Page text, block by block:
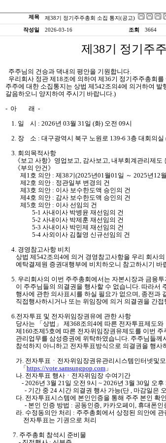
제목
제38기 정기주주총회 소집 통지(공고)
작성일
2026-03-16 조회 3664
제38기 정기주
주주님의 건승과 댁내의 평안을 기원합니다.
우리회사 정관 제18조에 의하여 제36기 정기주주총회
주주에 대한 소집통지는 상법 제542조의4에 의거하여
갈음하오니 양지하여 주시기 바랍니다.)
- 아 래 -
1. 일 시 : 2026년 03월 31일 (화) 오전 09시
2. 장 소 : 대구광역시 북구 노원로 139-6 3층 대회의실
3. 회의목적사항
《보고 사항》영업보고, 감사보고, 내부회계관리제도
《부의 안건》
제1호 의안 : 제38기(2025년01월01일 ～ 2025년12
제2호 의안 : 정관일부 변경의 건
제3호 의안 : 이사 보수한도액 승인의 건
제4호 의안 : 감사 보수한도액 승인의 건
제5호 의안 : 이사 선임의 건
5-1 사내이사 박병윤 재선임의 건
5-2 사내이사 박제훈 재선임의 건
5-3 사내이사 박민제 재선임의 건
5-4 사외이사 김철영 신규선임의 건
4. 경영참고사항 비치
상법 제542조의4에 의거 경영참고사항을 우리 회사의
예탁결제원 증권대행부에 비치하오니 참고하시기 바
5. 우리회사의 이번 주주총회에서는 자본시장과 금융
이 주주님들의 의결권을 행사할 수 없습니다. 따라서
행사에 관한 의사표시를 하실 필요가 없으며, 종전과
직 접행사하시거나 또는 위임장에 의거 의결권을 간
6.전자투표 및 전자위임장권유에 관한 사항
당사는 「상법」 제368조의4에 따른 전자투표제도와
제160조제5호에 따른 전자위임장권유제도를 이번 주
관리업무를 삼성증권에 위탁하였 습니다. 주주님들께
참석하지 아니하고 전자투표방식으로 의결권을 행사
가. 전자투표ㆍ전자위임장권유관리시스템인터넷및
「 https://vote.samsungpop.com 」
나. 전자투표 행사ㆍ전자위임장 수여기간
- 2026년 3월 21일 오전 9시 ~ 2026년 3월 30일 오후
- 기간 중 24 시간 의결권 행사 가능(단 , 마감일은
다. 전자투표시스템에 본인인증을 통해 주주 본인 확
- 본인 인증 방법 : 공동인증, 카카오페이, 휴대폰인
라. 수정동의안 처리 : 주주총회에서 상정된 의안에 관
전자투표는 기권으로 처리
7. 주주총회 참석시 준비물